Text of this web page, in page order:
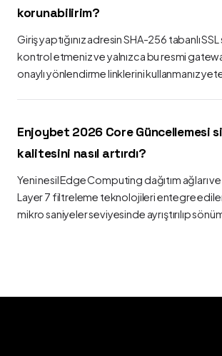
korunabilirim?
Giriş yaptığınız adresin SHA-256 tabanlı SSL
kontrol etmeniz ve yalnızca bu resmi
onaylı yönlendirme linklerini kullanmanız
Enjoybet 2026 Core Güncellemesi
kalitesini nasıl artırdı?
Yeni nesil Edge Computing dağıtım ağları
Layer 7 filtreleme teknolojileri entegre
mikro saniyeler seviyesinde ayrıştırılıp